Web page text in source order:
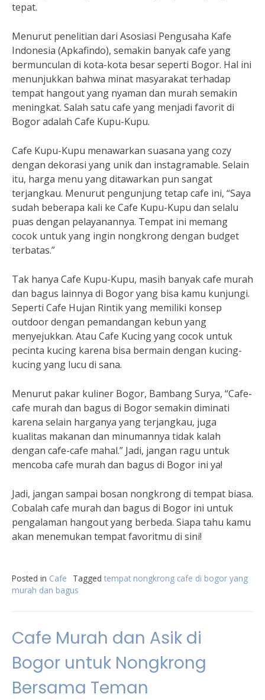
tepat.
Menurut penelitian dari Asosiasi Pengusaha Kafe
Indonesia (Apkafindo), semakin banyak cafe yang
bermunculan di kota-kota besar seperti Bogor. Hal ini
menunjukkan bahwa minat masyarakat terhadap
tempat hangout yang nyaman dan murah semakin
meningkat. Salah satu cafe yang menjadi favorit di
Bogor adalah Cafe Kupu-Kupu.
Cafe Kupu-Kupu menawarkan suasana yang cozy
dengan dekorasi yang unik dan instagramable. Selain
itu, harga menu yang ditawarkan pun sangat
terjangkau. Menurut pengunjung tetap cafe ini, “Saya
sudah beberapa kali ke Cafe Kupu-Kupu dan selalu
puas dengan pelayanannya. Tempat ini memang
cocok untuk yang ingin nongkrong dengan budget
terbatas.”
Tak hanya Cafe Kupu-Kupu, masih banyak cafe murah
dan bagus lainnya di Bogor yang bisa kamu kunjungi.
Seperti Cafe Hujan Rintik yang memiliki konsep
outdoor dengan pemandangan kebun yang
menyejukkan. Atau Cafe Kucing yang cocok untuk
pecinta kucing karena bisa bermain dengan kucing-
kucing yang lucu di sana.
Menurut pakar kuliner Bogor, Bambang Surya, “Cafe-
cafe murah dan bagus di Bogor semakin diminati
karena selain harganya yang terjangkau, juga
kualitas makanan dan minumannya tidak kalah
dengan cafe-cafe mahal.” Jadi, jangan ragu untuk
mencoba cafe murah dan bagus di Bogor ini ya!
Jadi, jangan sampai bosan nongkrong di tempat biasa.
Cobalah cafe murah dan bagus di Bogor ini untuk
pengalaman hangout yang berbeda. Siapa tahu kamu
akan menemukan tempat favoritmu di sini!
Posted in Cafe Tagged tempat nongkrong cafe di bogor yang
murah dan bagus
Cafe Murah dan Asik di
Bogor untuk Nongkrong
Bersama Teman